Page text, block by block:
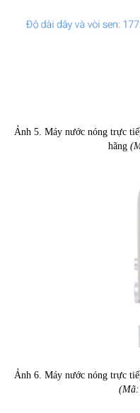
Ảnh 5. Máy nước nóng trực
hãng
Ảnh 6. Máy nước nóng trực
(Mã: